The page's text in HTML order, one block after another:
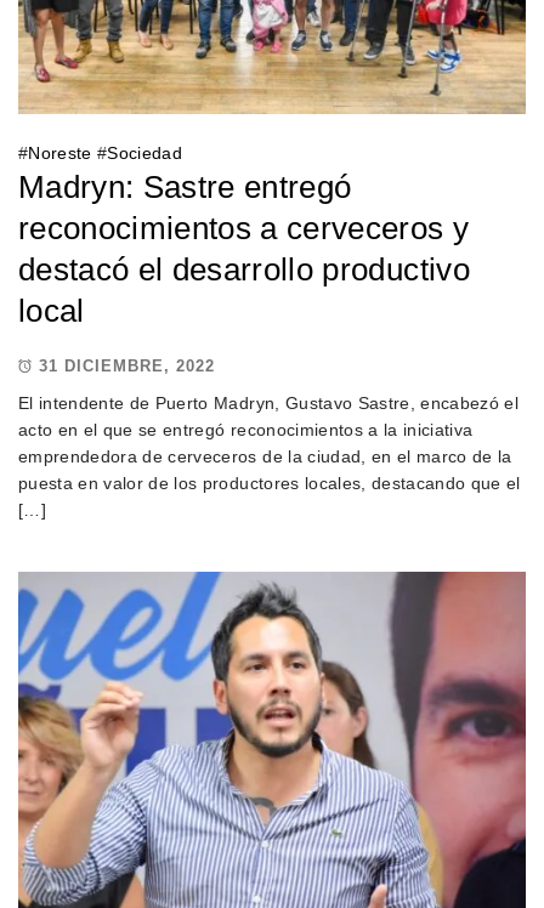
#Noreste #Sociedad
Madryn: Sastre entregó
reconocimientos a cerveceros y
destacó el desarrollo productivo
local
31 DICIEMBRE, 2022
El intendente de Puerto Madryn, Gustavo Sastre, encabezó el
acto en el que se entregó reconocimientos a la iniciativa
emprendedora de cerveceros de la ciudad, en el marco de la
puesta en valor de los productores locales, destacando que el
[…]